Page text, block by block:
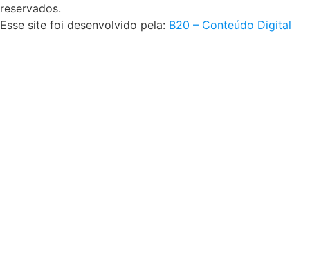
reservados.
Esse site foi desenvolvido pela: B20 – Conteúdo Digital